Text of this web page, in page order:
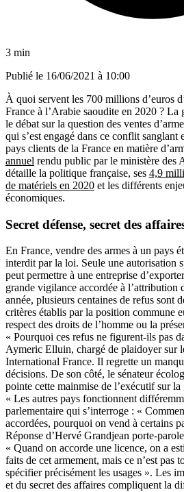
3 min
Publié le 16/06/2021 à 10:00
À quoi servent les 700 millions d’euros
France à l’Arabie saoudite en 2020 ? La
le débat sur la question des ventes
qui s’est engagé dans ce conflit sanglant
pays clients de la France en matière
annuel rendu public par le ministère des
détaille la politique française, ses 4,9
de matériels en 2020 et les différents
économiques.
Secret défense, secret des
En France, vendre des armes à un pays
interdit par la loi. Seule une autorisation
peut permettre à une entreprise
grande vigilance accordée à l’attribution
année, plusieurs centaines de refus sont
critères établis par la position commune
respect des droits de l’homme ou la
« Pourquoi ces refus ne figurent-ils pas
Aymeric Elluin, chargé de plaidoyer sur
International France. Il regrette un
décisions. De son côté, le sénateur
pointe cette mainmise de l’exécutif sur
« Les autres pays fonctionnent
parlementaire qui s’interroge : «
accordées, pourquoi on vend à certains
Réponse d’Hervé Grandjean porte-
« Quand on accorde une licence, on a
faits de cet armement, mais ce n’est pas
spécifier précisément les usages ». Les
et du secret des affaires compliquent la